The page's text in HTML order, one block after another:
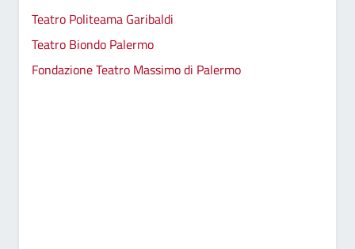
Teatro Politeama Garibaldi
Teatro Biondo Palermo
Fondazione Teatro Massimo di Palermo